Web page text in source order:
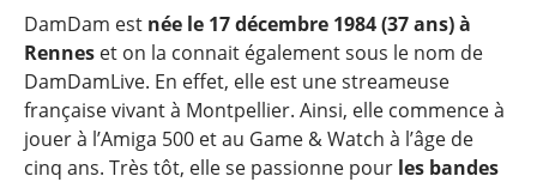
DamDam est née le 17 décembre 1984 (37 ans) à
Rennes et on la connait également sous le nom de
DamDamLive. En effet, elle est une streameuse
française vivant à Montpellier. Ainsi, elle commence à
jouer à l’Amiga 500 et au Game & Watch à l’âge de
cinq ans. Très tôt, elle se passionne pour les bandes